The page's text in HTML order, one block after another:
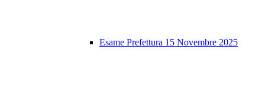
Esame Prefettura 15 Novembre 2025